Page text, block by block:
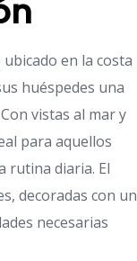
en la costa
huéspedes una
vistas al mar y
para aquellos
rutina diaria. El
decoradas con un
necesarias